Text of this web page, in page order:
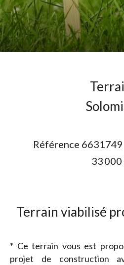
Référence 6631749
33 000
Terrain viabilisé
* Ce terrain vous est
projet de construction